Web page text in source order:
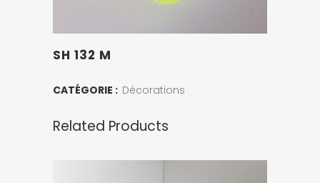
SH 132 M
CATÉGORIE : Décorations
Related Products